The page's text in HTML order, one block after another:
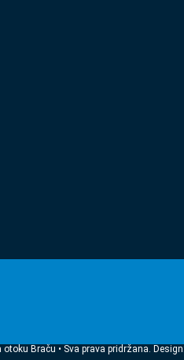
Braču • Sva prava pridržana.